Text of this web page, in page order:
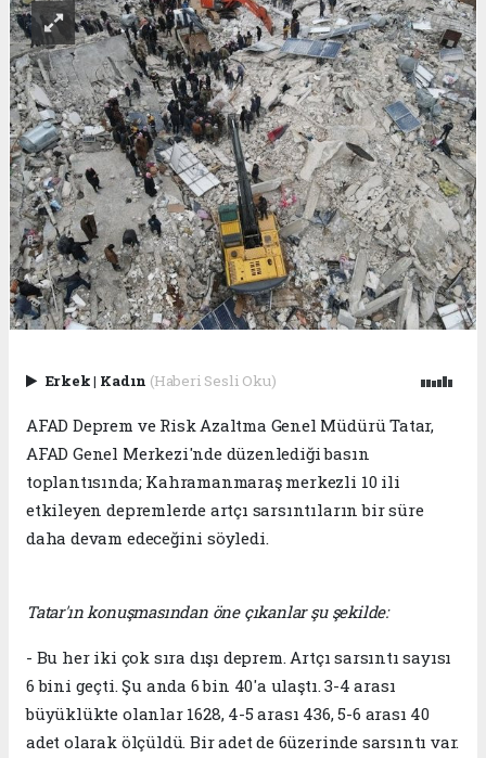
Erkek| Kadın (Haberi Sesli Oku)
AFAD Deprem ve Risk Azaltma Genel Müdürü Tatar,
AFAD Genel Merkezi'nde düzenlediği basın
toplantısında; Kahramanmaraş merkezli 10 ili
etkileyen depremlerde artçı sarsıntıların bir süre
daha devam edeceğini söyledi.
Tatar'ın konuşmasından öne çıkanlar şu şekilde:
- Bu her iki çok sıra dışı deprem. Artçı sarsıntı sayısı
6 bini geçti. Şu anda 6 bin 40'a ulaştı. 3-4 arası
büyüklükte olanlar 1628, 4-5 arası 436, 5-6 arası 40
adet olarak ölçüldü. Bir adet de 6üzerinde sarsıntı var.